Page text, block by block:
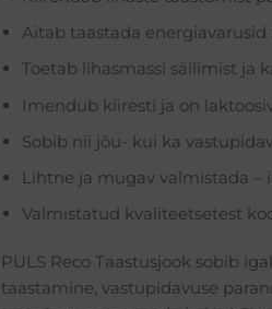
Aitab taastada
Toetab lihasmassi säilimist ja
Imendub kiiresti ja on
Sobib nii jõu- kui ka
Lihtne ja mugav valmistada
Valmistatud kvaliteetsetest
PULS Reco Taastusjook sobib
taastamine, vastupidavuse